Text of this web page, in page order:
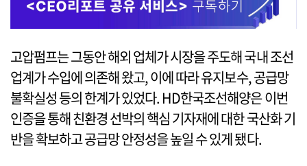
고압펌프는 그동안 해외 업체가 시장을 주도해 국내 조선
업계가 수입에 의존해 왔고, 이에 따라 유지보수, 공급망
불확실성 등의 한계가 있었다. HD한국조선해양은 이번
인증을 통해 친환경 선박의 핵심 기자재에 대한 국산화 기
반을 확보하고 공급망 안정성을 높일 수 있게 됐다.